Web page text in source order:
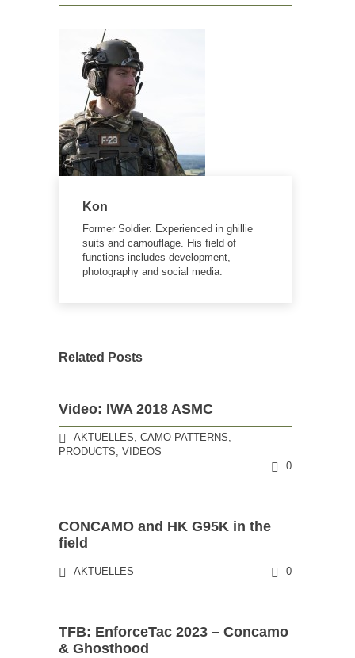
Kon
Former Soldier. Experienced in ghillie
suits and camouflage. His field of
functions includes development,
photography and social media.
Related Posts
Video: IWA 2018 ASMC
AKTUELLES CAMO PATTERNS
PRODUCTS VIDEOS
0
CONCAMO and HK G95K in the
field
AKTUELLES 0
TFB: EnforceTac 2023 – Concamo
& Ghosthood